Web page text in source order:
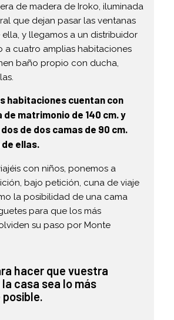
de madera de Iroko, iluminada
que dejan pasar las ventanas
y llegamos a un distribuidor
a cuatro amplias habitaciones
baño propio con ducha,
habitaciones cuentan con
de matrimonio de 140 cm. y
de dos camas de 90 cm.
ellas.
con niños, ponemos a
bajo petición, cuna de viaje
la posibilidad de una cama
para que los más
su paso por Monte
hacer que vuestra
casa sea lo más